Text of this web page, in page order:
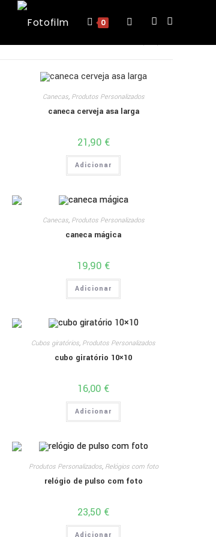
0 Toggle
search
VIEW: 12 24 ALL
Canecas, Produtos Personalizados
caneca cerveja asa larga
21,90 €
Adicionar
Canecas, Produtos Personalizados
caneca mágica
19,90 €
Adicionar
Cubos giratórios, Produtos Personalizados
cubo giratório 10×10
16,00 €
Adicionar
Produtos Personalizados, Relógios com foto
relógio de pulso com foto
23,50 €
Adicionar